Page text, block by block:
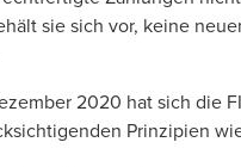
sie sich vor, keine
2020 hat sich die
Prinzipien